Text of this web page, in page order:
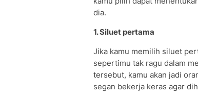
dia.
1. Siluet pertama
Jika kamu memilih siluet
sepertimu tak ragu dalam
tersebut, kamu akan jadi
segan bekerja keras agar